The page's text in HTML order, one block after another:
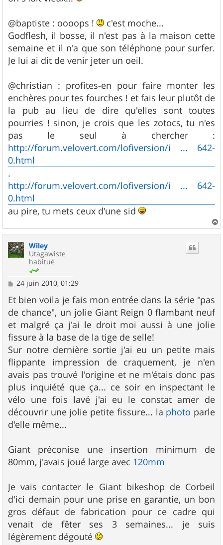
@baptiste : oooops !
c'est moche...
Godflesh, il bosse, il n'est pas à la maison cette
semaine et il n'a que son téléphone pour surfer.
Je lui ai dit de venir jeter un oeil.
@christian : profites-en pour faire monter les
enchères pour tes fourches ! et fais leur plutôt de
la pub au lieu de dire qu'elles sont toutes
pourries ! sinon, je crois que les zotocs, tu n'es
pas le seul à chercher :
http://forum.velovert.com/lofiversion/i ... 642-
0.html
.
http://forum.velovert.com/lofiversion/i ... 642-
0.html
au pire, tu mets ceux d'une sid
a
Wiley
Utagawiste
habitué
M
s
s
a
g
e
24 juin 2010, 01:29
Et bien voila je fais mon entrée dans la série "pas
de chance", un jolie Giant Reign 0 flambant neuf
et malgré ça j'ai le droit moi aussi à une jolie
fissure à la base de la tige de selle!
Sur notre dernière sortie j'ai eu un petite mais
flippante impression de craquement, je n'en
avais pas trouvé l'origine et ne m'étais donc pas
plus inquiété que ça... ce soir en inspectant le
vélo une fois lavé j'ai eu le constat amer de
découvrir une jolie petite fissure... la photo parle
d'elle même...
Giant préconise une insertion minimum de
80mm, j'avais joué large avec 120mm
Je vais contacter le Giant bikeshop de Corbeil
d'ici demain pour une prise en garantie, un bon
gros défaut de fabrication pour ce cadre qui
venait de fêter ses 3 semaines... je suis
légèrement dégouté